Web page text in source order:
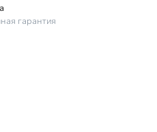
гарантия